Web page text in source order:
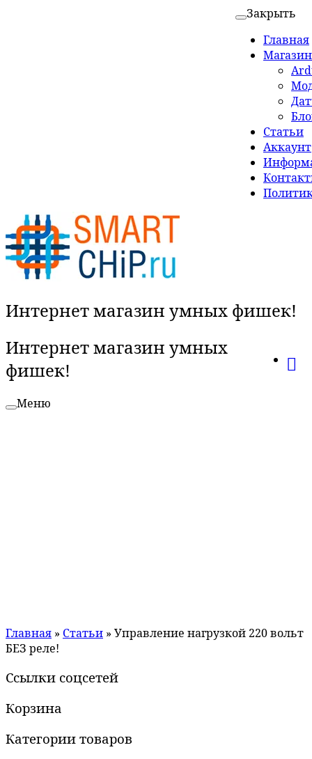
Закрыть
Главная
Магазин
Статьи
Аккаунт
Интернет магазин умных фишек!
Интернет магазин умных
фишек!
Меню
Главная » Статьи » Управление нагрузкой 220 вольт
БЕЗ реле!
Ссылки соцсетей
Корзина
Категории товаров